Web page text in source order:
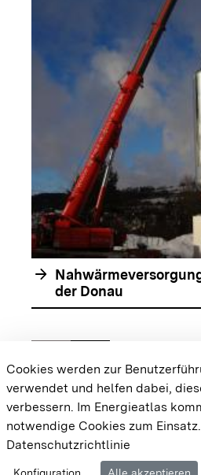
arrow_forward
der Donau
Zur vorhergehenden
chevron_rightZur nächsten Folie
{{#displayPraxisbeispielMap}}
{{/displayPraxisbeispielMap}}
Cookie-Einstellungen
Cookies werden zur
verwendet und helfen dabei,
verbessern. Im Energieatlas
notwendige Cookies zum Einsatz.
Datenschutzrichtlinie